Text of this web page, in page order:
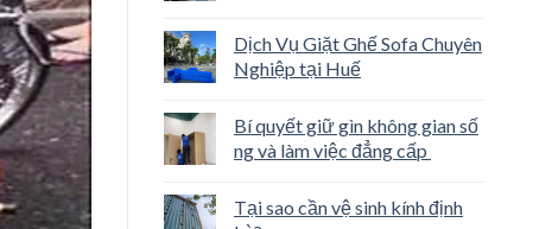
Dịch Vụ Giặt Ghế Sofa Chuyên
Nghiệp tại Huế
Bí quyết giữ gìn không gian số
ng và làm việc đẳng cấp
Tại sao cần vệ sinh kính định